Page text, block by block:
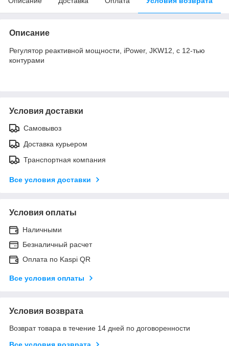
Описание
Регулятор реактивной мощности, iPower, JKW12, с 12-тью
контурами
Условия доставки
Самовывоз
Доставка курьером
Транспортная компания
Все условия доставки
Условия оплаты
Наличными
Безналичный расчет
Оплата по Kaspi QR
Все условия оплаты
Условия возврата
Возврат товара в течение 14 дней по договоренности
Все условия возврата